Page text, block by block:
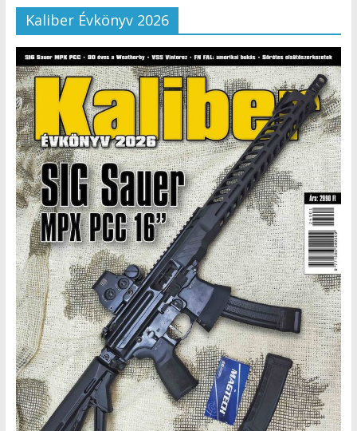
Kaliber Évkönyv 2026